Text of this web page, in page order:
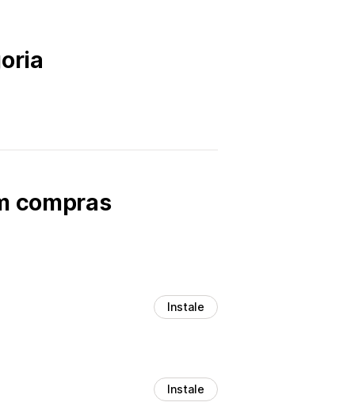
compras
Instale
Instale